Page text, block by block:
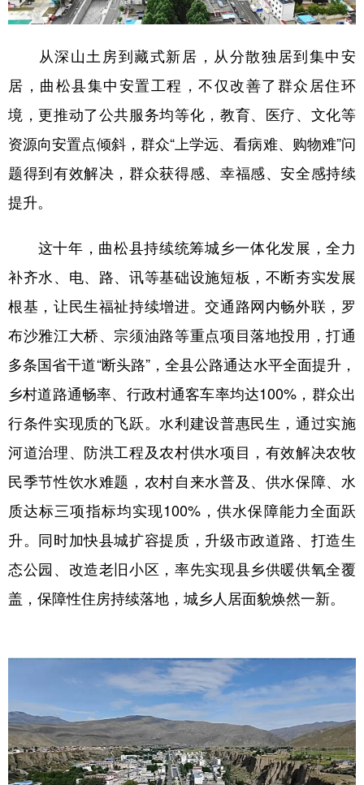
从深山土房到藏式新居，从分散独居到集中安
居，曲松县集中安置工程，不仅改善了群众居住环
境，更推动了公共服务均等化，教育、医疗、文化等
资源向安置点倾斜，群众“上学远、看病难、购物难”问
题得到有效解决，群众获得感、幸福感、安全感持续
提升。
这十年，曲松县持续统筹城乡一体化发展，全力
补齐水、电、路、讯等基础设施短板，不断夯实发展
根基，让民生福祉持续增进。交通路网内畅外联，罗
布沙雅江大桥、宗须油路等重点项目落地投用，打通
多条国省干道“断头路”，全县公路通达水平全面提升，
乡村道路通畅率、行政村通客车率均达100%，群众出
行条件实现质的飞跃。水利建设普惠民生，通过实施
河道治理、防洪工程及农村供水项目，有效解决农牧
民季节性饮水难题，农村自来水普及、供水保障、水
质达标三项指标均实现100%，供水保障能力全面跃
升。同时加快县城扩容提质，升级市政道路、打造生
态公园、改造老旧小区，率先实现县乡供暖供氧全覆
盖，保障性住房持续落地，城乡人居面貌焕然一新。